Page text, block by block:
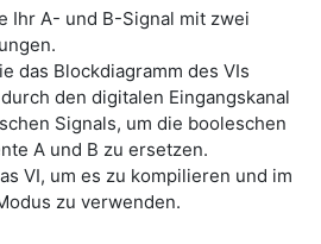
Ihr A- und B-Signal mit zwei
das Blockdiagramm des VIs
den digitalen Eingangskanal
Signals, um die booleschen
A und B zu ersetzen.
VI, um es zu kompilieren und im
zu verwenden.